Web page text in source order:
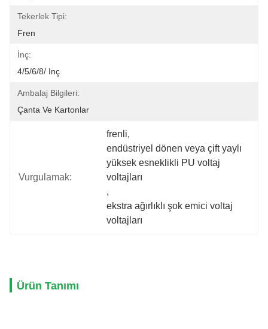
Tekerlek Tipi:
Fren
İnç:
4/5/6/8/ Inç
Ambalaj Bilgileri:
Çanta Ve Kartonlar
Vurgulamak:
frenli,
endüstriyel dönen veya çift yaylı
yüksek esneklikli PU voltaj
voltajları
,
ekstra ağırlıklı şok emici voltaj
voltajları
Ürün Tanımı